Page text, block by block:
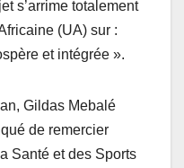
s’arrime totalement
(UA) sur :
et intégrée ».
Gildas Mebalé
de remercier
Santé et des Sports